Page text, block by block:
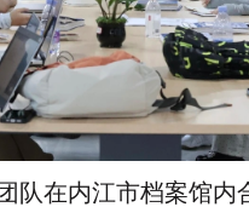
队在内江市档案馆内